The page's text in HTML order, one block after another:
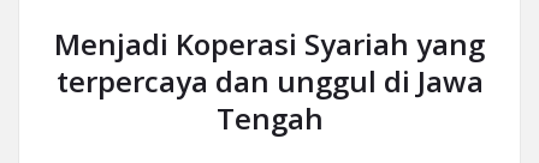
Menjadi Koperasi Syariah yang
terpercaya dan unggul di Jawa
Tengah